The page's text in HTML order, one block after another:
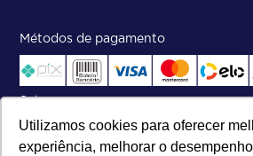
Utilizamos cookies para oferecer
experiência, melhorar o
Central de atendimento:
Telefone:(27) 2121-9000
Segunda a Sexta das 8h às
Métodos de pagamento
Selos